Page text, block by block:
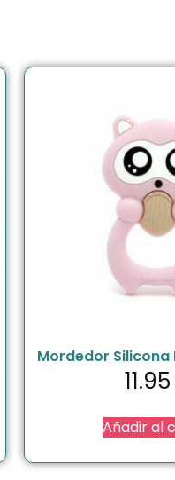
Mordedor Silicona
11.95
Añadir al